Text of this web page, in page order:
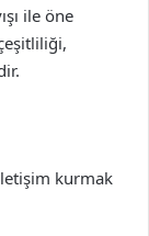
ile öne
kurmak